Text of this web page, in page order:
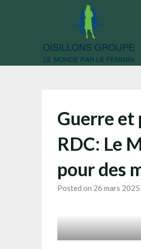
Guerre et
RDC: Le
pour des
Posted on 26 mars 2025